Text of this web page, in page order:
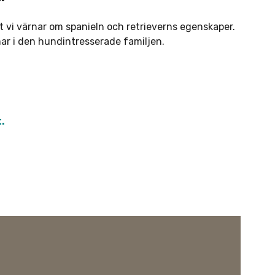
värnar om spanieln och retrieverns egenskaper.
i den hundintresserade familjen.